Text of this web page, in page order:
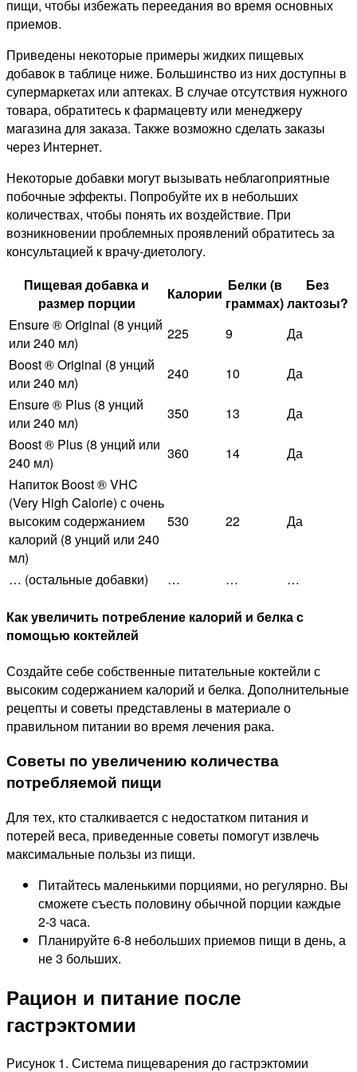
пищи, чтобы избежать переедания во время основных
приемов.
Приведены некоторые примеры жидких пищевых
добавок в таблице ниже. Большинство из них доступны в
супермаркетах или аптеках. В случае отсутствия нужного
товара, обратитесь к фармацевту или менеджеру
магазина для заказа. Также возможно сделать заказы
через Интернет.
Некоторые добавки могут вызывать неблагоприятные
побочные эффекты. Попробуйте их в небольших
количествах, чтобы понять их воздействие. При
возникновении проблемных проявлений обратитесь за
консультацией к врачу-диетологу.
Пищевая добавка и
размер порции
Калории Белки (в
граммах)
Без
лактозы?
Ensure ® Original (8 унций
или 240 мл)
225 9
Да
Boost ® Original (8 унций
или 240 мл)
240 10
Да
Ensure ® Plus (8 унций
или 240 мл)
350 13
Да
Boost ® Plus (8 унций или
240 мл)
360 14
Да
Напиток Boost ® VHC
(Very High Calorie) с очень
высоким содержанием
калорий (8 унций или 240
мл)
530 22 Да
… (остальные добавки) … … …
Как увеличить потребление калорий и белка с
помощью коктейлей
Создайте себе собственные питательные коктейли с
высоким содержанием калорий и белка. Дополнительные
рецепты и советы представлены в материале о
правильном питании во время лечения рака.
Советы по увеличению количества
потребляемой пищи
Для тех, кто сталкивается с недостатком питания и
потерей веса, приведенные советы помогут извлечь
максимальные пользы из пищи.
Питайтесь маленькими порциями, но регулярно. Вы
сможете съесть половину обычной порции каждые
2-3 часа.
Планируйте 6-8 небольших приемов пищи в день, а
не 3 больших.
Рацион и питание после
гастрэктомии
Рисунок 1. Система пищеварения до гастрэктомии